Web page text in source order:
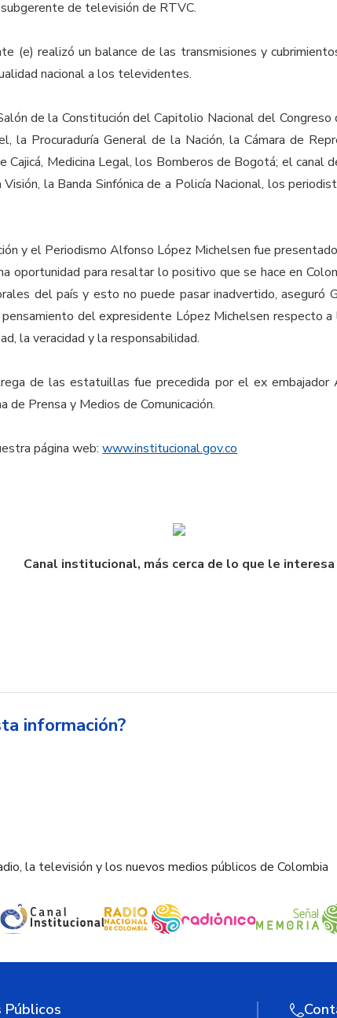
de televisión de RTVC.
(e) realizó un balance de las transmisiones y
nacional a los televidentes.
de la Constitución del Capitolio Nacional del Congreso
la Procuraduría General de la Nación, la Cámara de
Cajicá, Medicina Legal, los Bomberos de Bogotá; el canal
Visión, la Banda Sinfónica de a Policía Nacional, los
y el Periodismo Alfonso López Michelsen fue
oportunidad para resaltar lo positivo que se hace en
del país y esto no puede pasar inadvertido, aseguró
del expresidente López Michelsen respecto
la veracidad y la responsabilidad.
de las estatuillas fue precedida por el ex embajador
de Prensa y Medios de Comunicación.
página web:www.institucional.gov.co
Canal institucional, más cerca de lo que le interesa
información?
la televisión y los nuevos medios públicos de Colombia
Públicos